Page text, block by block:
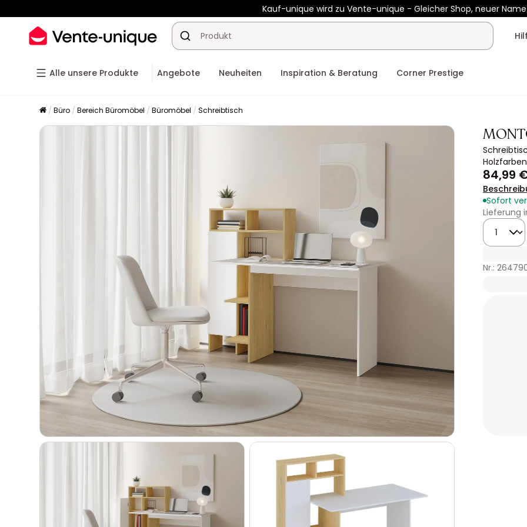
Kauf-unique wird zu Vente-unique - Gleicher Shop, neuer
-10% ab 400€ mitHEAT10auf Vente-unique-Produkte Noch:01t
Alle unsere Produkte Angebote Neuheiten Inspiration & Beratung Corner Prestige
Büro Bereich Büromöbel Büromöbel Schreibtisch
84,99
Sofort
Lieferung
Menge
Nr.: